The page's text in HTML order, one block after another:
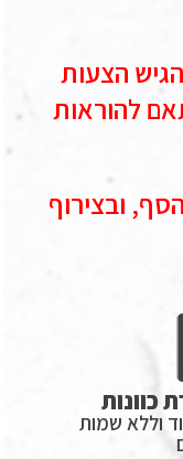
הצעות
להוראות
ובצירוף
כוונות
וללא שמות